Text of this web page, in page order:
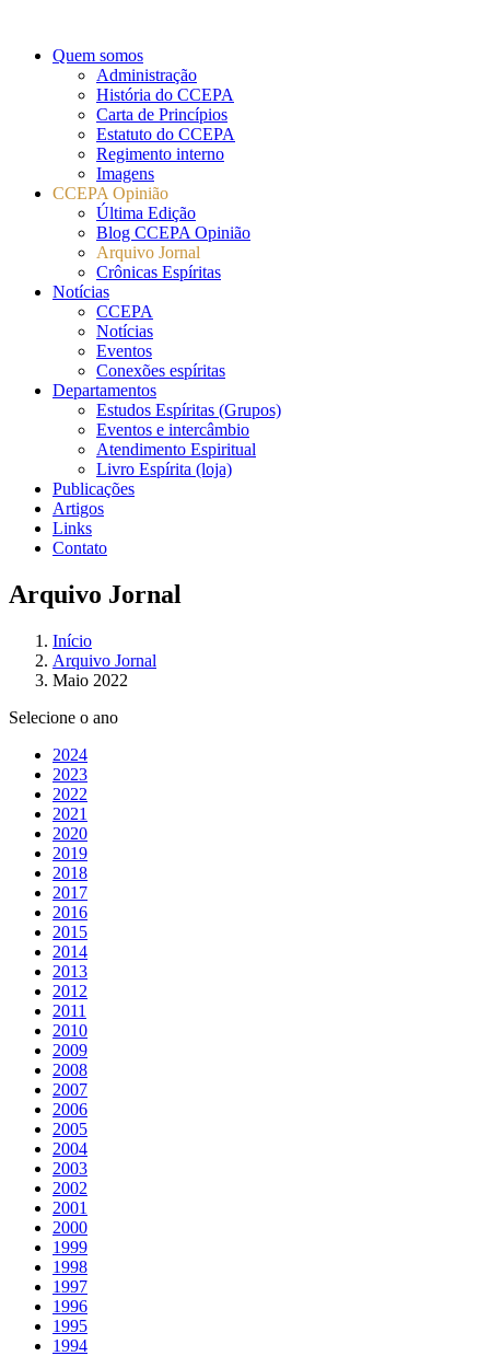
Quem somos
Administração
História do CCEPA
Carta de Princípios
Estatuto do CCEPA
Regimento interno
Imagens
CCEPA Opinião
Última Edição
Blog CCEPA Opinião
Arquivo Jornal
Crônicas Espíritas
Notícias
CCEPA
Notícias
Eventos
Conexões espíritas
Departamentos
Estudos Espíritas (Grupos)
Eventos e intercâmbio
Atendimento Espiritual
Livro Espírita (loja)
Publicações
Artigos
Links
Contato
Arquivo Jornal
Início
Arquivo Jornal
Maio 2022
Selecione o ano
2024
2023
2022
2021
2020
2019
2018
2017
2016
2015
2014
2013
2012
2011
2010
2009
2008
2007
2006
2005
2004
2003
2002
2001
2000
1999
1998
1997
1996
1995
1994